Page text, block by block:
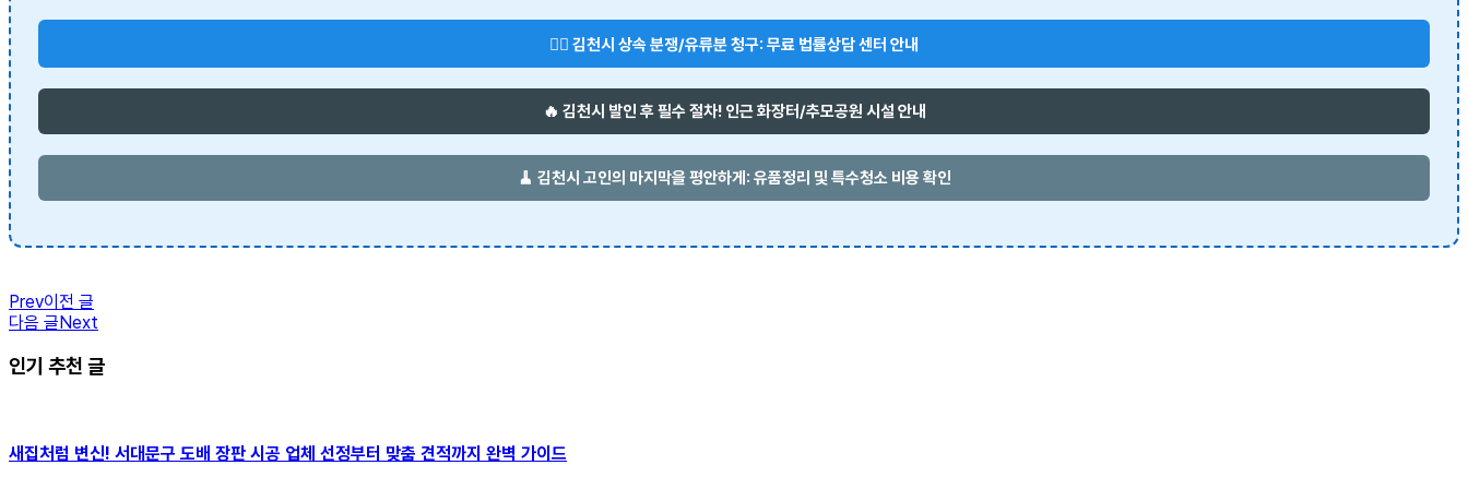
👨‍⚖️ 김천시 상속 분쟁/유류분 청구: 무료 법률상담 센터 안내
🔥 김천시 발인 후 필수 절차! 인근 화장터/추모공원 시설 안내
🧹 김천시 고인의 마지막을 평안하게: 유품정리 및 특수청소 비용 확인
Prev이전 글
다음 글 Next
인기 추천 글
새집처럼 변신! 서대문구 도배 장판 시공 업체 선정부터 맞춤 견적까지 완벽 가이드